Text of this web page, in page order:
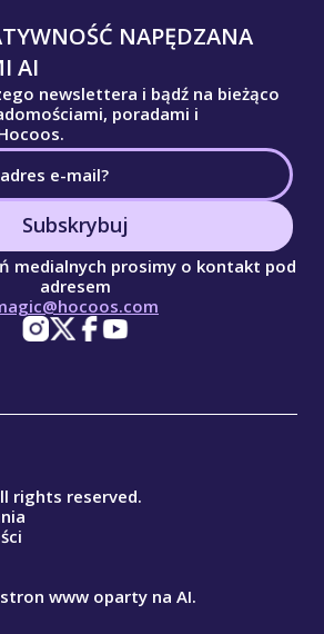
NAPĘDZANA
AI
newslettera i bądź na bieżąco
poradami i
Subskrybuj
medialnych prosimy o kontakt pod
adresem
rights reserved.
www oparty na AI.